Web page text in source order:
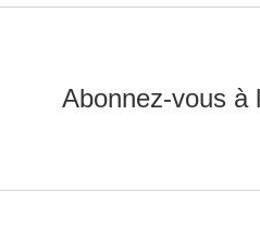
Abonnez-vous à